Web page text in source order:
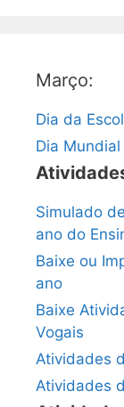
Março:
Dia da
Dia
Simulado
ano do
Baixe ou
ano
Baixe
Vogais
Atividades
Atividades